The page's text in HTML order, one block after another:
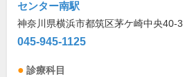
センター南駅
神奈川県横浜市都筑区茅ケ崎中央40-3
045-945-1125
診療科目